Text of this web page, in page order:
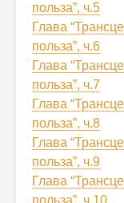
польза”, ч.5
Глава
польза”, ч.6
Глава
польза”, ч.7
Глава
польза”, ч.8
Глава
польза”, ч.9
Глава
польза”, ч.10